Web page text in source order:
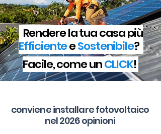
Rendere la tua casa più
EfficienteeSostenibile?
Facile, come unCLICK!
conviene installare fotovoltaico
nel 2026 opinioni